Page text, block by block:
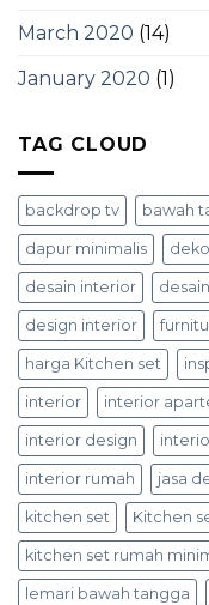
March 2020 (14)
January 2020 (1)
TAG CLOUD
backdrop tv bawah
dapur minimalis
desain interior
design interior
harga Kitchen set
interior interior
interior design
interior rumah jasa
kitchen set Kitchen
kitchen set rumah
lemari bawah tangga